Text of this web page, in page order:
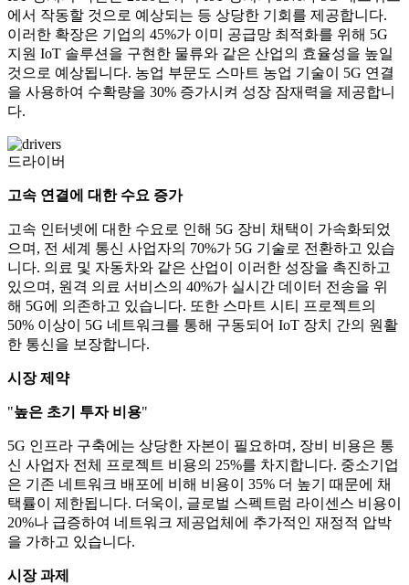
에서 작동할 것으로 예상되는 등 상당한 기회를 제공합니다.
이러한 확장은 기업의 45%가 이미 공급망 최적화를 위해 5G
지원 IoT 솔루션을 구현한 물류와 같은 산업의 효율성을 높일
것으로 예상됩니다. 농업 부문도 스마트 농업 기술이 5G 연결
을 사용하여 수확량을 30% 증가시켜 성장 잠재력을 제공합니
다.
드라이버
고속 연결에 대한 수요 증가
고속 인터넷에 대한 수요로 인해 5G 장비 채택이 가속화되었
으며, 전 세계 통신 사업자의 70%가 5G 기술로 전환하고 있습
니다. 의료 및 자동차와 같은 산업이 이러한 성장을 촉진하고
있으며, 원격 의료 서비스의 40%가 실시간 데이터 전송을 위
해 5G에 의존하고 있습니다. 또한 스마트 시티 프로젝트의
50% 이상이 5G 네트워크를 통해 구동되어 IoT 장치 간의 원활
한 통신을 보장합니다.
시장 제약
"높은 초기 투자 비용"
5G 인프라 구축에는 상당한 자본이 필요하며, 장비 비용은 통
신 사업자 전체 프로젝트 비용의 25%를 차지합니다. 중소기업
은 기존 네트워크 배포에 비해 비용이 35% 더 높기 때문에 채
택률이 제한됩니다. 더욱이, 글로벌 스펙트럼 라이센스 비용이
20%나 급증하여 네트워크 제공업체에 추가적인 재정적 압박
을 가하고 있습니다.
시장 과제